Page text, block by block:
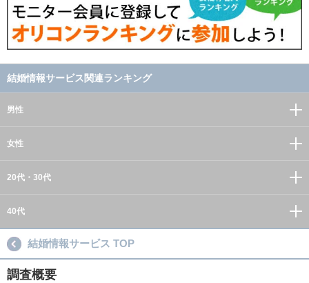
結婚情報サービス関連ランキング
男性
女性
20代・30代
40代
結婚情報サービス TOP
調査概要